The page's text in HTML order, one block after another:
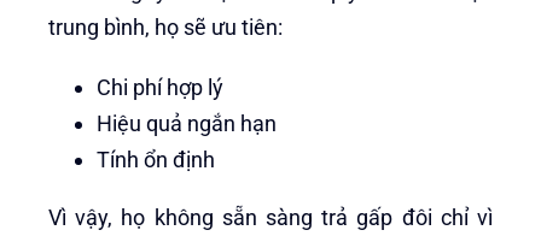
trung bình, họ sẽ ưu tiên:
Chi phí hợp lý
Hiệu quả ngắn hạn
Tính ổn định
Vì vậy, họ không sẵn sàng trả gấp đôi chỉ vì